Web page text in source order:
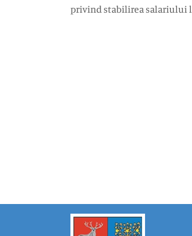
privind stabilirea salariului